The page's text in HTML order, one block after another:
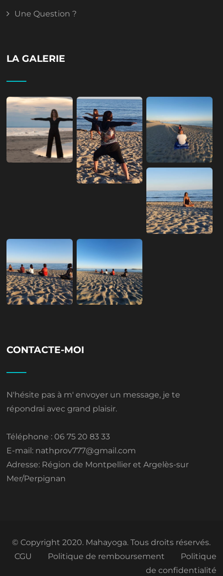
Une Question ?
LA GALERIE
CONTACTE-MOI
N'hésite pas à m' envoyer un message, je te
répondrai avec grand plaisir.
Téléphone : 06 75 20 83 33
E-mail: nathprov777@gmail.com
Adresse: Région de Montpellier et Argelès-sur
Mer/Perpignan
© Copyright 2020. Mahayoga. Tous droits réservés.
CGU
Politique de remboursement
Politique
de confidentialité